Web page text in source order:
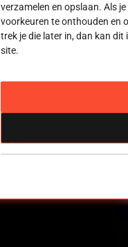
verzamelen en opslaan. Als
voorkeuren te onthouden en
trek je die later in, dan kan
site.